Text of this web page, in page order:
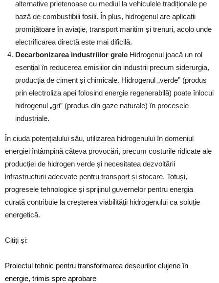
alternative prietenoase cu mediul la vehiculele tradiționale pe
bază de combustibili fosili. În plus, hidrogenul are aplicații
promițătoare în aviație, transport maritim și trenuri, acolo unde
electrificarea directă este mai dificilă.
Decarbonizarea industriilor grele Hidrogenul joacă un rol
esențial în reducerea emisiilor din industrii precum siderurgia,
producția de ciment și chimicale. Hidrogenul „verde” (produs
prin electroliza apei folosind energie regenerabilă) poate înlocui
hidrogenul „gri” (produs din gaze naturale) în procesele
industriale.
În ciuda potențialului său, utilizarea hidrogenului în domeniul
energiei întâmpină câteva provocări, precum costurile ridicate ale
producției de hidrogen verde și necesitatea dezvoltării
infrastructurii adecvate pentru transport și stocare. Totuși,
progresele tehnologice și sprijinul guvernelor pentru energia
curată contribuie la creșterea viabilității hidrogenului ca soluție
energetică.
Citiți și:
Proiectul tehnic pentru transformarea deșeurilor clujene în
energie, trimis spre aprobare